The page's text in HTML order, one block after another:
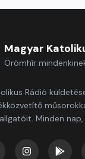
Magyar
Örömhír
Rádió
Minden